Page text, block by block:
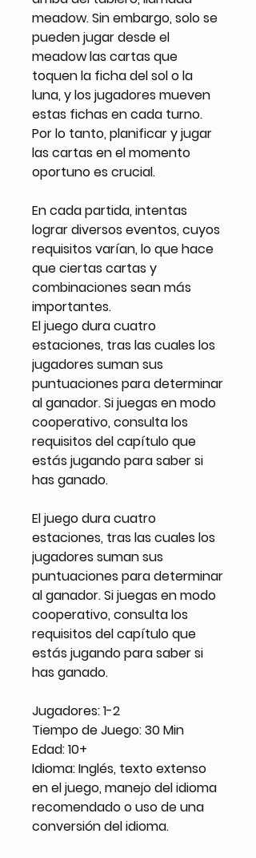
meadow. Sin embargo, solo se
pueden jugar desde el
meadow las cartas que
toquen la ficha del sol o la
luna, y los jugadores mueven
estas fichas en cada turno.
Por lo tanto, planificar y jugar
las cartas en el momento
oportuno es crucial.
En cada partida, intentas
lograr diversos eventos, cuyos
requisitos varían, lo que hace
que ciertas cartas y
combinaciones sean más
importantes.
El juego dura cuatro
estaciones, tras las cuales los
jugadores suman sus
puntuaciones para determinar
al ganador. Si juegas en modo
cooperativo, consulta los
requisitos del capítulo que
estás jugando para saber si
has ganado.
El juego dura cuatro
estaciones, tras las cuales los
jugadores suman sus
puntuaciones para determinar
al ganador. Si juegas en modo
cooperativo, consulta los
requisitos del capítulo que
estás jugando para saber si
has ganado.
Jugadores: 1-2
Tiempo de Juego: 30 Min
Edad: 10+
Idioma: Inglés, texto extenso
en el juego, manejo del idioma
recomendado o uso de una
conversión del idioma.